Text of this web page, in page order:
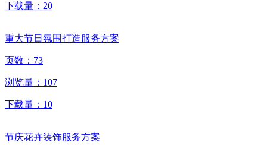
下载量： 20
重大节日氛围打造服务方案
页数： 73
浏览量： 107
下载量： 10
节庆花卉装饰服务方案